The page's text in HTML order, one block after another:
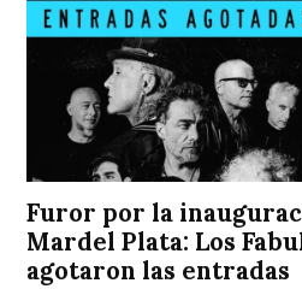
Furor por la
Mardel Plata: Los
agotaron las entradas